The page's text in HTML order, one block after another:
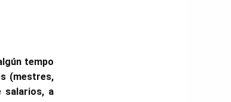
tempo
(mestres,
salarios, a